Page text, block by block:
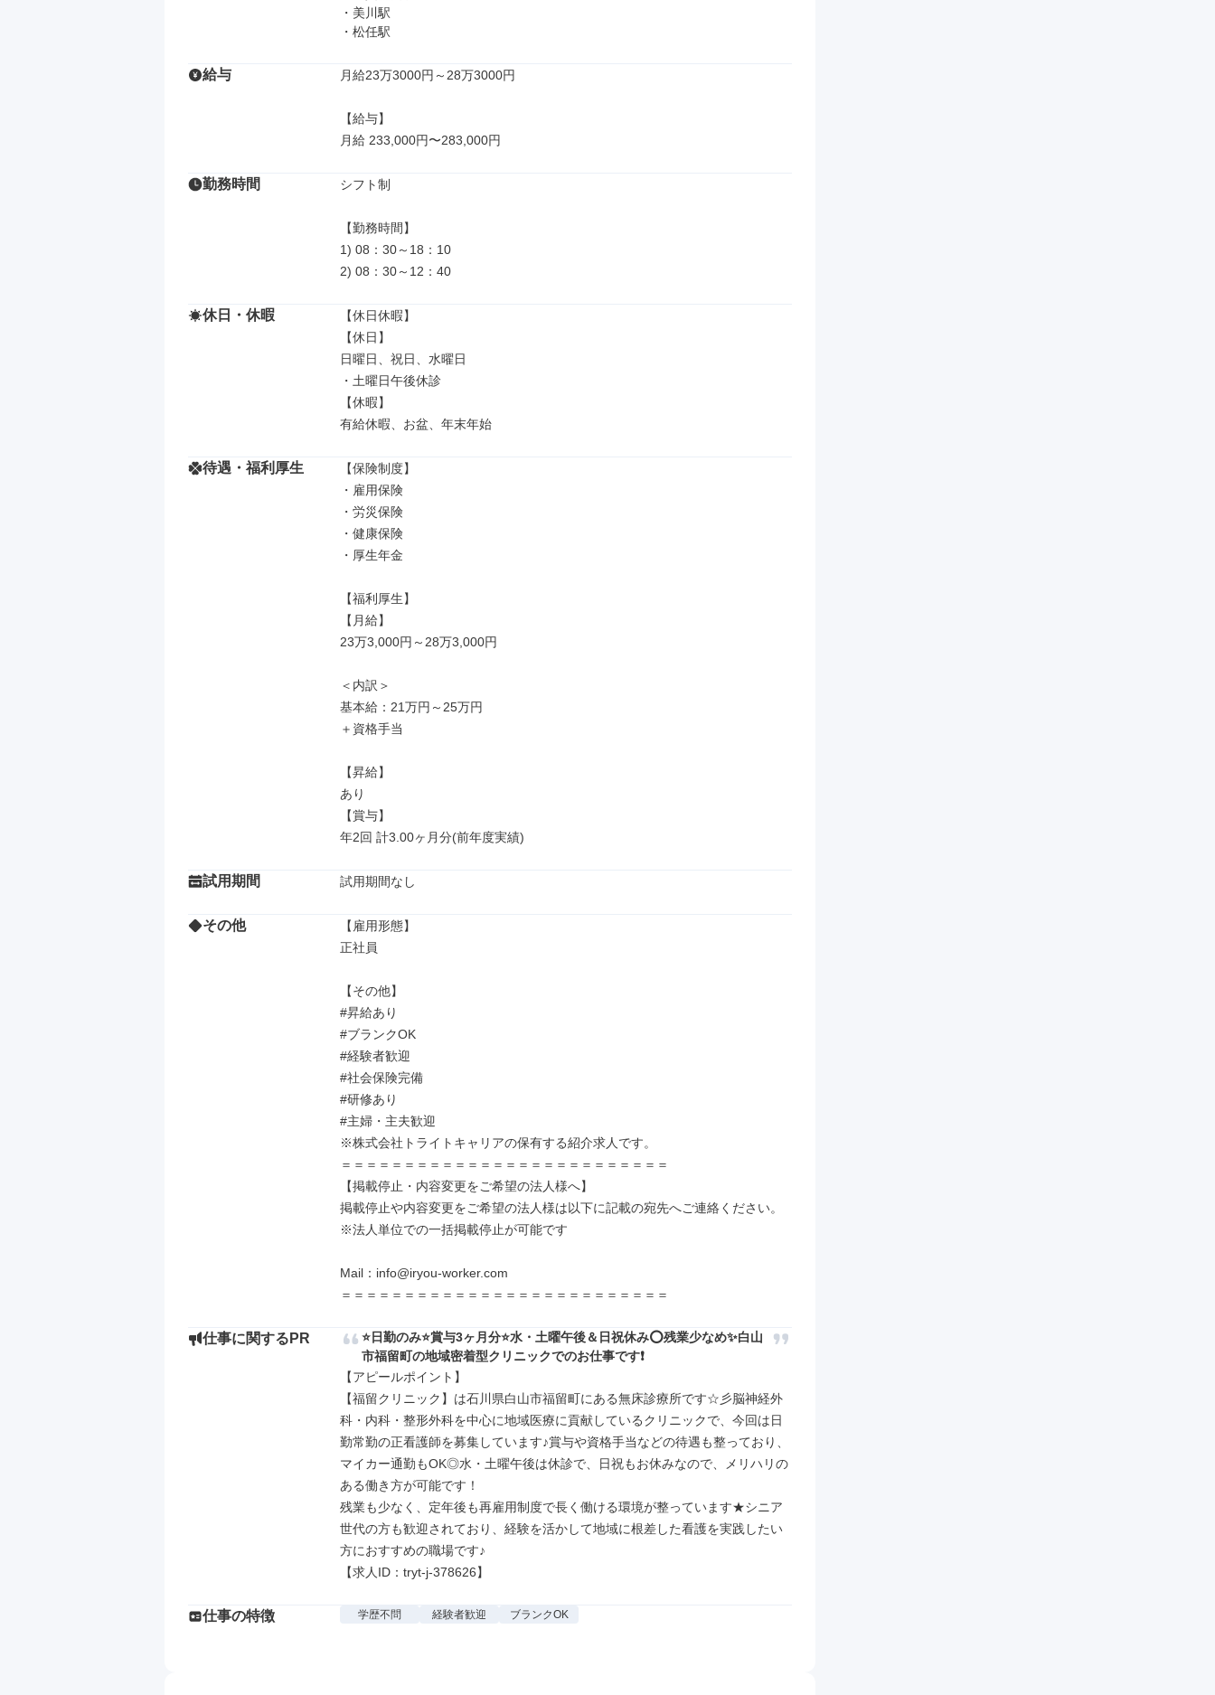
・美川駅
・松任駅
給与 月給23万3000円～28万3000円
【給与】
月給 233,000円〜283,000円
勤務時間 シフト制
【勤務時間】
1) 08：30～18：10
2) 08：30～12：40
休日・休暇
【休日休暇】
【休日】
日曜日、祝日、水曜日
・土曜日午後休診
【休暇】
有給休暇、お盆、年末年始
待遇・福利厚生
【保険制度】
・雇用保険
・労災保険
・健康保険
・厚生年金
【福利厚生】
【月給】
23万3,000円～28万3,000円
＜内訳＞
基本給：21万円～25万円
＋資格手当
【昇給】
あり
【賞与】
年2回 計3.00ヶ月分(前年度実績)
試用期間 試用期間なし
その他
【雇用形態】
正社員
【その他】
#昇給あり
#ブランクOK
#経験者歓迎
#社会保険完備
#研修あり
#主婦・主夫歓迎
※株式会社トライトキャリアの保有する紹介求人です。
＝＝＝＝＝＝＝＝＝＝＝＝＝＝＝＝＝＝＝＝＝＝＝＝＝＝
【掲載停止・内容変更をご希望の法人様へ】
掲載停止や内容変更をご希望の法人様は以下に記載の宛先へご連絡ください。
※法人単位での一括掲載停止が可能です
Mail：info@iryou-worker.com
＝＝＝＝＝＝＝＝＝＝＝＝＝＝＝＝＝＝＝＝＝＝＝＝＝＝
仕事に関するPR
⭐日勤のみ⭐賞与3ヶ月分⭐水・土曜午後＆日祝休み⭕残業少なめ✨白山
市福留町の地域密着型クリニックでのお仕事です❗️
【アピールポイント】
【福留クリニック】は石川県白山市福留町にある無床診療所です☆彡脳神経外
科・内科・整形外科を中心に地域医療に貢献しているクリニックで、今回は日
勤常勤の正看護師を募集しています♪賞与や資格手当などの待遇も整っており、
マイカー通勤もOK◎水・土曜午後は休診で、日祝もお休みなので、メリハリの
ある働き方が可能です！
残業も少なく、定年後も再雇用制度で長く働ける環境が整っています★シニア
世代の方も歓迎されており、経験を活かして地域に根差した看護を実践したい
方におすすめの職場です♪
【求人ID：tryt-j-378626】
仕事の特徴 学歴不問 経験者歓迎 ブランクOK